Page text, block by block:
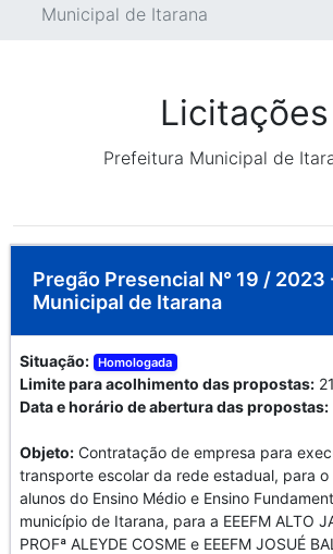
Municipal de Itarana
Licitações
Prefeitura Municipal de
Pregão Presencial N° 19 /
Municipal de Itarana
Situação: Homologada
Limite para acolhimento das propostas:
Data e horário de abertura das propostas:
Objeto: Contratação de empresa para
transporte escolar da rede estadual, para
alunos do Ensino Médio e Ensino
município de Itarana, para a EEEFM ALTO
PROFª ALEYDE COSME e EEEFM JOSUÉ